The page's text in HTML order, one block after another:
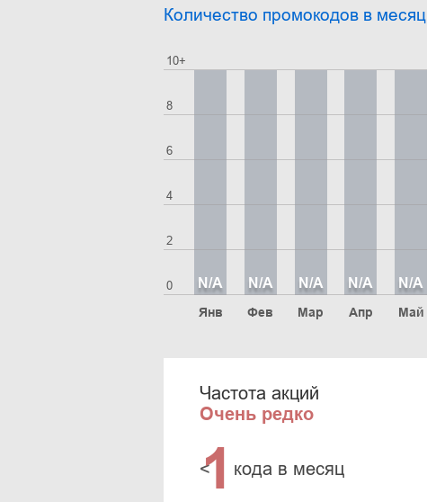
Количество промокодов в месяц
0
2
4
6
8
10+
Янв
N/A
Фев
N/A
Мар
N/A
Апр
N/A
Май
N/A
Частота акций
Очень редко
<
1 кода в месяц